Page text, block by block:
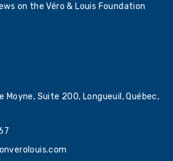
on the Véro & Louis Foundation
Moyne, Suite 200, Longueuil, Québec,